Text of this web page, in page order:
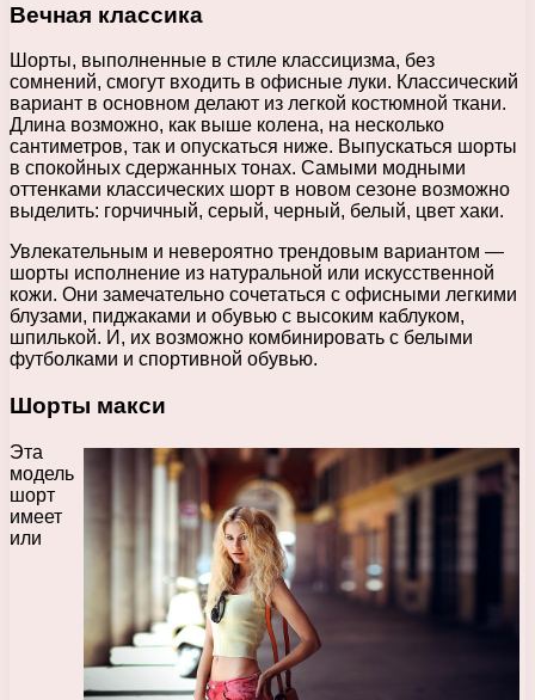
Вечная классика
Шорты, выполненные в стиле классицизма, без
сомнений, смогут входить в офисные луки. Классический
вариант в основном делают из легкой костюмной ткани.
Длина возможно, как выше колена, на несколько
сантиметров, так и опускаться ниже. Выпускаться шорты
в спокойных сдержанных тонах. Самыми модными
оттенками классических шорт в новом сезоне возможно
выделить: горчичный, серый, черный, белый, цвет хаки.
Увлекательным и невероятно трендовым вариантом —
шорты исполнение из натуральной или искусственной
кожи. Они замечательно сочетаться с офисными легкими
блузами, пиджаками и обувью с высоким каблуком,
шпилькой. И, их возможно комбинировать с белыми
футболками и спортивной обувью.
Шорты макси
Эта
модель
шорт
имеет
или